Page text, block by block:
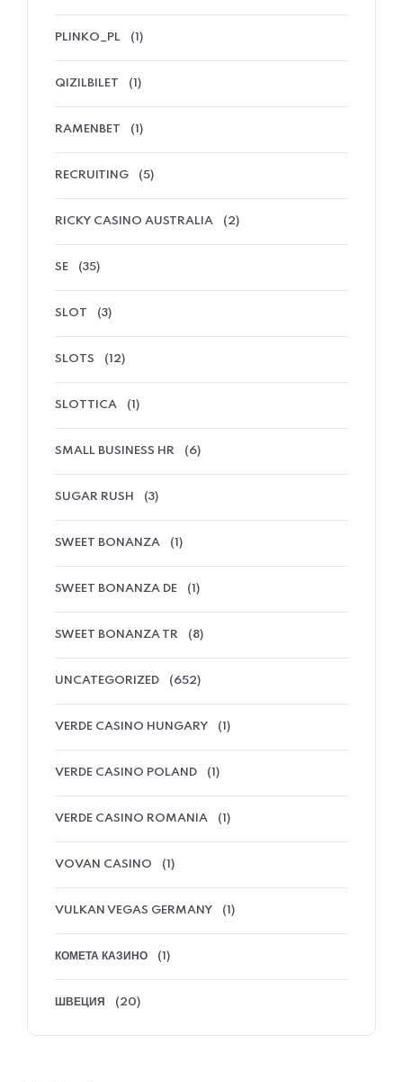
PLINKO_PL (1)
QIZILBILET (1)
RAMENBET (1)
RECRUITING (5)
RICKY CASINO AUSTRALIA (2)
SE (35)
SLOT (3)
SLOTS (12)
SLOTTICA (1)
SMALL BUSINESS HR (6)
SUGAR RUSH (3)
SWEET BONANZA (1)
SWEET BONANZA DE (1)
SWEET BONANZA TR (8)
UNCATEGORIZED (652)
VERDE CASINO HUNGARY (1)
VERDE CASINO POLAND (1)
VERDE CASINO ROMANIA (1)
VOVAN CASINO (1)
VULKAN VEGAS GERMANY (1)
КОМЕТА КАЗИНО (1)
ШВЕЦИЯ (20)